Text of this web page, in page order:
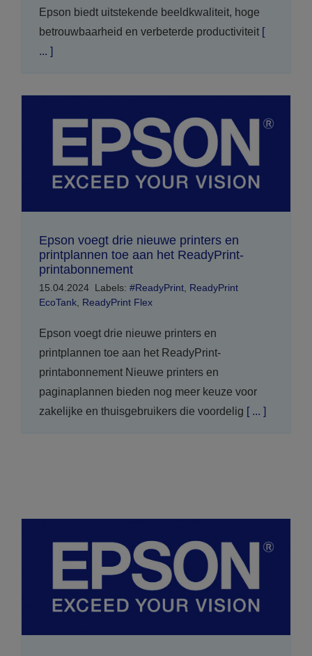
Epson biedt uitstekende beeldkwaliteit, hoge
betrouwbaarheid en verbeterde productiviteit[
... ]
Epson voegt drie nieuwe printers en
printplannen toe aan het ReadyPrint-
printabonnement
15.04.2024 Labels: #ReadyPrint, ReadyPrint
EcoTank, ReadyPrint Flex
Epson voegt drie nieuwe printers en
printplannen toe aan het ReadyPrint-
printabonnement Nieuwe printers en
paginaplannen bieden nog meer keuze voor
zakelijke en thuisgebruikers die voordelig [ ... ]